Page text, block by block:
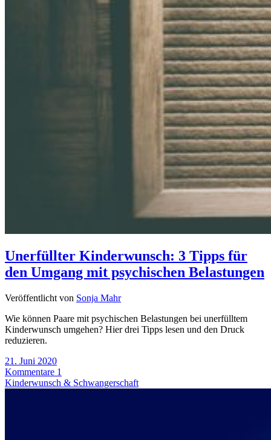
Unerfüllter Kinderwunsch: 3 Tipps für
den Umgang mit psychischen Belastungen
Veröffentlicht von Sonja Mahr
Wie können Paare mit psychischen Belastungen bei unerfülltem
Kinderwunsch umgehen? Hier drei Tipps lesen und den Druck
reduzieren.
21. Juni 2020
Kommentare 1
Kinderwunsch & Schwangerschaft